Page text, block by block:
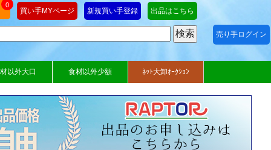
売り手ログイン
0
買い手MYページ 新規買い手登録 出品はこちら
以外大口 食材以外少額 ﾈｯﾄ大卸ｵｰｸｼｮﾝ